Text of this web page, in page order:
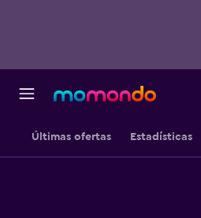
Últimas ofertas Estadísticas